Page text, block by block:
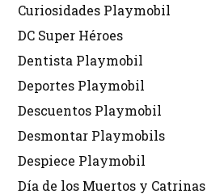
Curiosidades Playmobil
DC Super Héroes
Dentista Playmobil
Deportes Playmobil
Descuentos Playmobil
Desmontar Playmobils
Despiece Playmobil
Día de los Muertos y